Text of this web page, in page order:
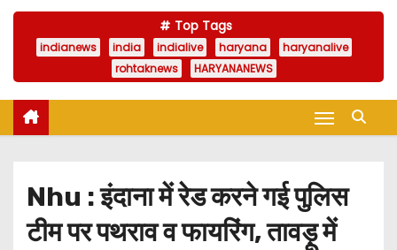
Top Tags
indianews india indialive haryana
haryanalive
rohtaknews
HARYANANEWS
Nhu : इंदाना में रेड करने गई पुलिस
टीम पर पथराव व फायरिंग, तावड़ू में